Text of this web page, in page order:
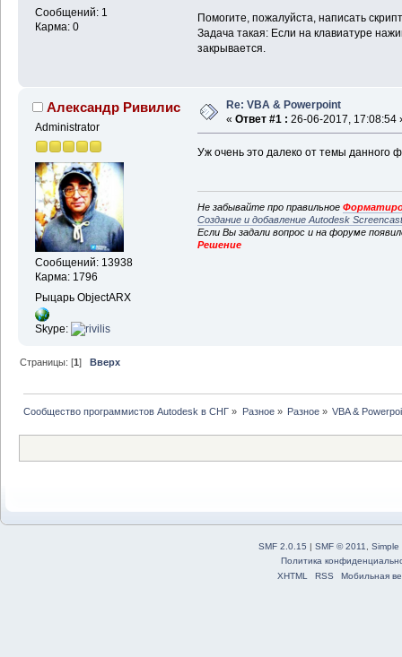
Сообщений: 1
Карма: 0
Помогите, пожалуйста, написать
Задача такая: Если на клавиатуре
закрывается.
Александр Ривилис
Administrator
Сообщений: 13938
Карма: 1796
Рыцарь ObjectARX
Skype:
Re: VBA & Powerpoint
« Ответ #1 : 26-06-2017, 17:08:54
Уж очень это далеко от темы данного
Не забывайте про правильное
Создание и добавление Autodesk
Если Вы задали вопрос и на форуме
Решение
Страницы: [1] Вверх
Сообщество программистов Autodesk в СНГ » Разное» Разное» VBA &
SMF 2.0.15 | SMF © 2011, Simple
Политика
XHTML
RSS Мобильная